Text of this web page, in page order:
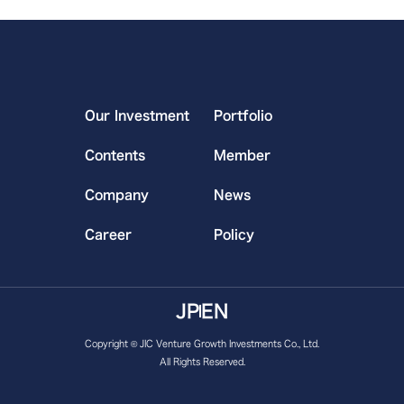
Our Investment Portfolio
Contents Member
Company News
Career Policy
JP EN
Copyright © JIC Venture Growth Investments Co., Ltd.
All Rights Reserved.